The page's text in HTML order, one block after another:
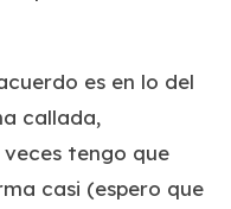
es en lo del
callada,
tengo que
casi (espero que